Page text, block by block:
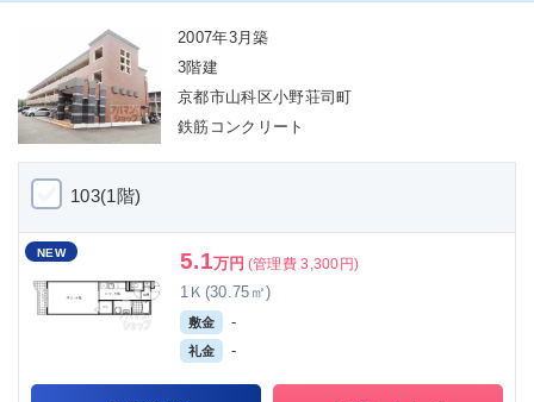
2007年3月築
3階建
京都市山科区小野荘司町
鉄筋コンクリート
103(1階)
NEW 5.1万円 (管理費 3,300円)
1Ｋ(30.75㎡)
敷金 -
礼金 -